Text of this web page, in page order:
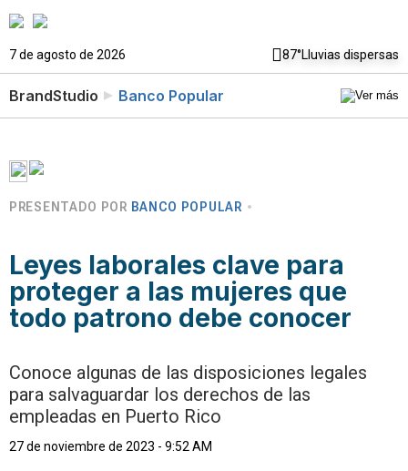
7 de agosto de 2026 87°Lluvias dispersas
BrandStudio Banco Popular
PRESENTADO POR BANCO POPULAR
Leyes laborales clave para
proteger a las mujeres que
todo patrono debe conocer
Conoce algunas de las disposiciones legales
para salvaguardar los derechos de las
empleadas en Puerto Rico
27 de noviembre de 2023 - 9:52 AM